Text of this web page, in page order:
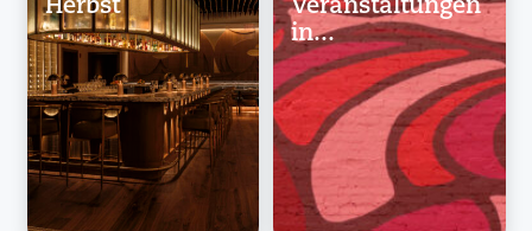
Herbst
Veranstaltungen
in...